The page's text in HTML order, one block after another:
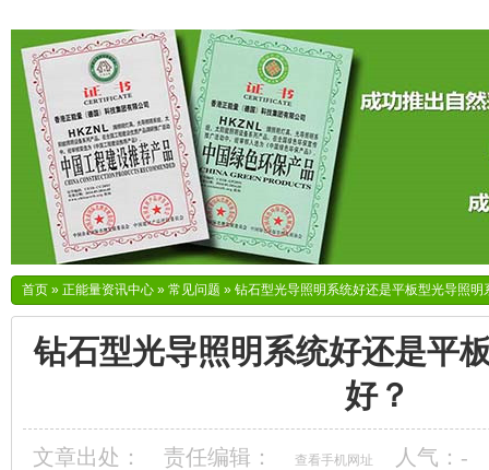
首页 » 正能量资讯中心 » 常见问题 » 钻石型光导照明系统好还是平板型光导照明
钻石型光导照明系统好还是平
好？
文章出处： 责任编辑： 查看手机网址 人气： -